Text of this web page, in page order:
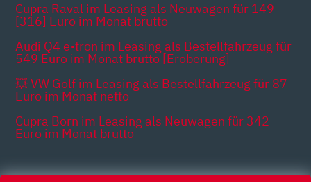
Cupra Raval im Leasing als Neuwagen für 149
[316] Euro im Monat brutto
Audi Q4 e-tron im Leasing als Bestellfahrzeug für
549 Euro im Monat brutto [Eroberung]
💥 VW Golf im Leasing als Bestellfahrzeug für 87
Euro im Monat netto
Cupra Born im Leasing als Neuwagen für 342
Euro im Monat brutto